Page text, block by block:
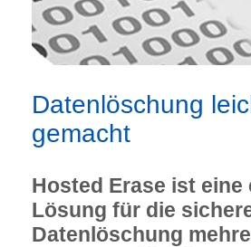
Datenlöschung
gemacht
Hosted Erase ist eine
Lösung für die
Datenlöschung